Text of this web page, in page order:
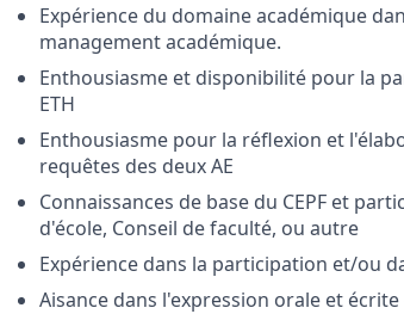
Expérience du domaine académique
management académique.
Enthousiasme et disponibilité pour la
ETH
Enthousiasme pour la réflexion et
requêtes des deux AE
Connaissances de base du CEPF et
d'école, Conseil de faculté, ou autre
Expérience dans la participation et/ou
Aisance dans l'expression orale et